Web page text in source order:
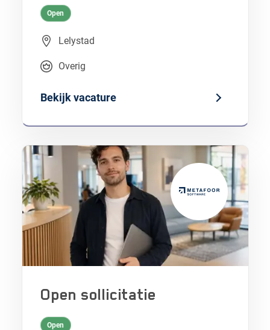
Open
Lelystad
Overig
Bekijk vacature
Open sollicitatie
Open